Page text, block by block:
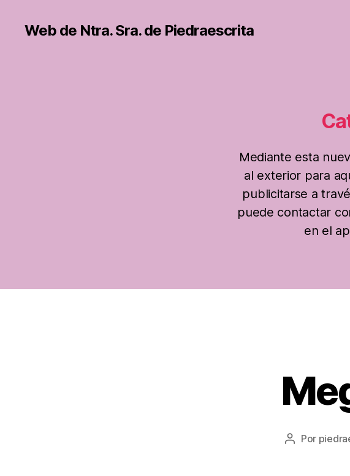
Web de Ntra. Sra. de Piedraescrita
Mediante esta
al exterior para
publicitarse a
puede contactar
en el
Autor
Por